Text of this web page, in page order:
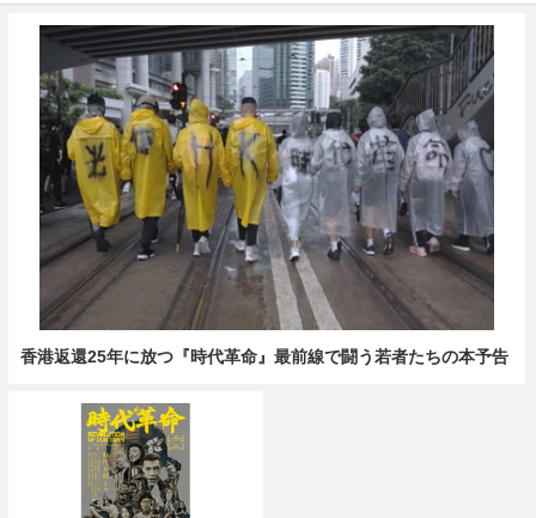
香港返還25年に放つ『時代革命』最前線で闘う若者たちの本予告